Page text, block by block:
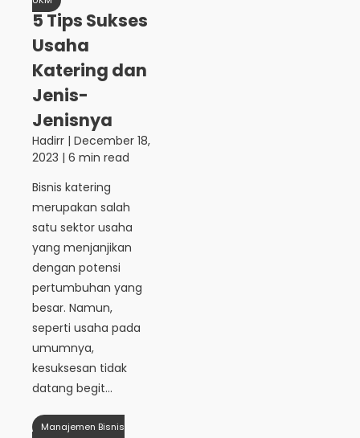
5 Tips Sukses
Usaha
Katering dan
Jenis-
Jenisnya
Hadirr | December 18,
2023 | 6 min read
Bisnis katering
merupakan salah
satu sektor usaha
yang menjanjikan
dengan potensi
pertumbuhan yang
besar. Namun,
seperti usaha pada
umumnya,
kesuksesan tidak
datang begit...
Manajemen Bisnis